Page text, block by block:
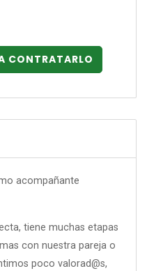
CONTRATARLO
acompañante
tiene muchas etapas
con nuestra pareja o
poco valorad@s,